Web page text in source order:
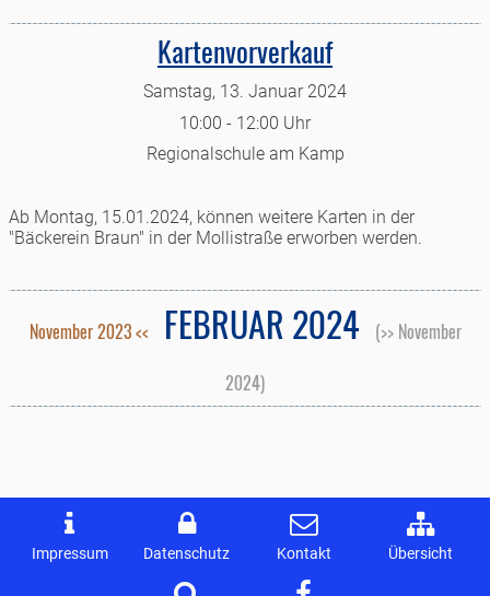
Kartenvorverkauf
Samstag, 13. Januar 2024
10:00 - 12:00 Uhr
Regionalschule am Kamp
Ab Montag, 15.01.2024, können weitere Karten in der
"Bäckerein Braun" in der Mollistraße erworben werden.
November 2023 << FEBRUAR 2024
(>> November
2024)
Impressum Datenschutz Kontakt Übersicht